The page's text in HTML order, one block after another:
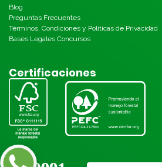
Blog
Preguntas Frecuentes
Términos, Condiciones y Políticas de Privacidad
Bases Legales Concursos
Certificaciones